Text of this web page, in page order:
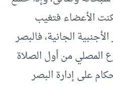
الأعضاء فتغيب
الجانية، فالبصر
من أول الصلاة
على إدارة البصر